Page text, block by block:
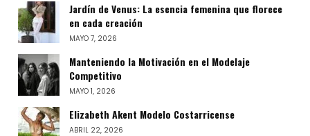
Jardín de Venus: La esencia femenina que florece
en cada creación
MAYO 7, 2026
Manteniendo la Motivación en el Modelaje
Competitivo
MAYO 1, 2026
Elizabeth Akent Modelo Costarricense
ABRIL 22, 2026